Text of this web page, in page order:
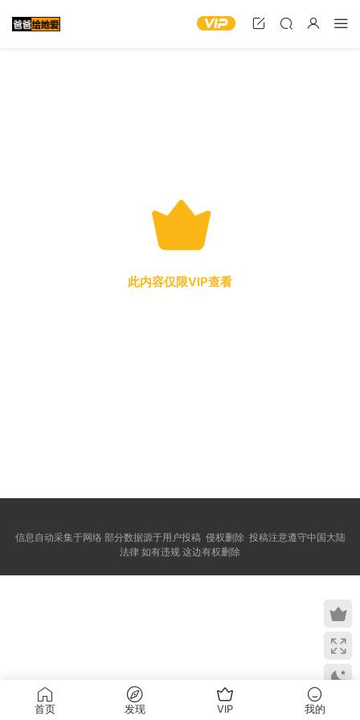
此内容仅限VIP查看
信息自动采集于网络 部分数据源于用户投稿 侵权删除 投稿注意遵守中国大陆
法律 如有违规 这边有权删除
首页 发现 VIP 我的